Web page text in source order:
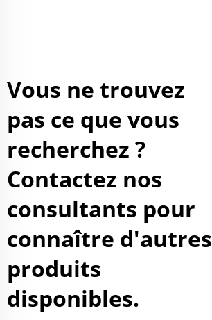
Vous ne trouvez
pas ce que vous
recherchez ?
Contactez nos
consultants pour
connaître d'autres
produits
disponibles.